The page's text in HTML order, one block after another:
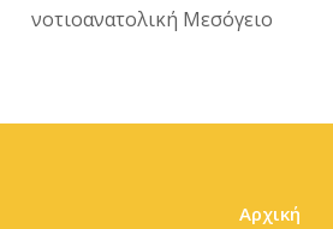
νοτιοανατολική Μεσόγειο
Αρχική